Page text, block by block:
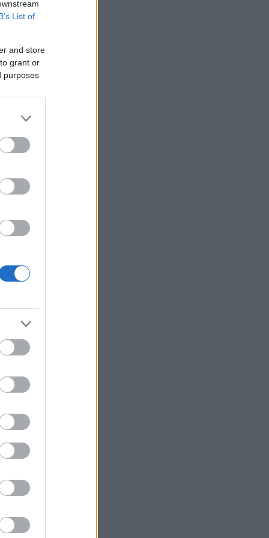
List of
and store
grant or
purposes
Ήλιου
αντιαεροπορική άμυνα
Η Βουλγαρία έλαβε 1 δισ. ευρώ από το
κάτω από το 15% η BLUE SILK μετά την
ΗΠΑ: Ο Αμπντούλ Ελ Σαγιέντ, της
κόμματος στο Μίσιγκαν
επόμενης φάσης ανάπτυξης
μετοχών
στα κέρδη προ φόρων
Fitch: Ο κίνδυνος διόρθωσης στην AI
απειλεί οικονομία και αγορές
ΗΠΑ-Ιράν
Αττική και Πρέβεζα για πρόκληση
πυρκαγιάς και παραβάσεις
Ιράν: Συμφώνησε με το Ομάν για τις
των Στενών του Ορμούζ
Flexopack: Από 7 Αυγούστου η
μετοχών